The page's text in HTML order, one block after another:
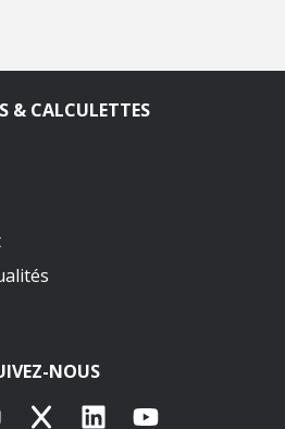
& CALCULETTES
NOUS
X LinkedInYouTube